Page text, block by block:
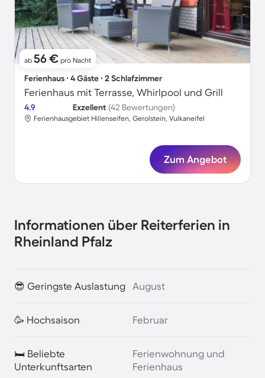
ab 56 € pro Nacht
Ferienhaus ∙ 4 Gäste ∙ 2 Schlafzimmer
Ferienhaus mit Terrasse, Whirlpool und Grill
4.9 Exzellent (42 Bewertungen)
Ferienhausgebiet Hillenseifen, Gerolstein, Vulkaneifel
Zum Angebot
Informationen über Reiterferien in
Rheinland Pfalz
😎 Geringste Auslastung August
🥳 Hochsaison Februar
🛏️ Beliebte
Unterkunftsarten
Ferienwohnung und
Ferienhaus